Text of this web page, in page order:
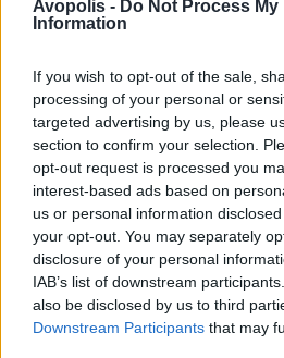
Avopolis - Do Not Process My
Information
If you wish to opt-out of the sale,
processing of your personal or
targeted advertising by us, please
section to confirm your selection.
opt-out request is processed you
interest-based ads based on
us or personal information
your opt-out. You may separately
disclosure of your personal
IAB’s list of downstream
also be disclosed by us to third
Downstream Participants that may